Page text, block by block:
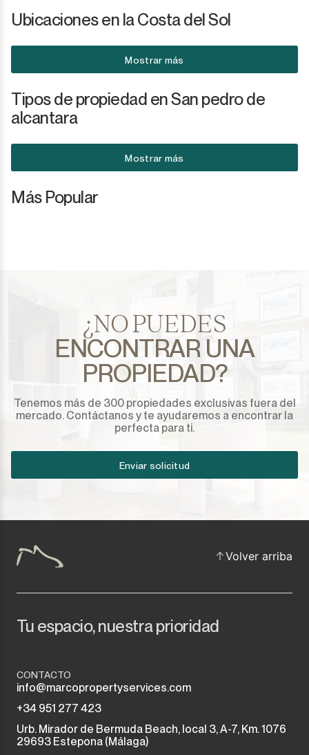
Ubicaciones en la Costa del Sol
Mostrar más
Tipos de propiedad en San pedro de
alcantara
Mostrar más
Más Popular
¿NO PUEDES
ENCONTRAR UNA
PROPIEDAD?
Tenemos más de 300 propiedades exclusivas fuera del
mercado. Contáctanos y te ayudaremos a encontrar la
perfecta para ti.
Enviar solicitud
Volver arriba
Tu espacio, nuestra prioridad
CONTACTO
info@marcopropertyservices.com
+34 951 277 423
Urb. Mirador de Bermuda Beach, local 3, A-7, Km. 1076
29693 Estepona (Málaga)